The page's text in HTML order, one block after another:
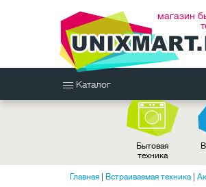
магазин
Каталог
Бытовая
техника
Главная Встраиваемая техника|